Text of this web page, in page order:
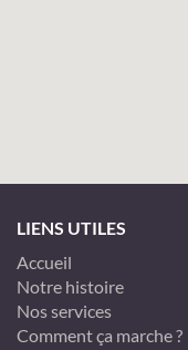
LIENS UTILES
Accueil
Notre histoire
Nos services
Comment ça marche ?